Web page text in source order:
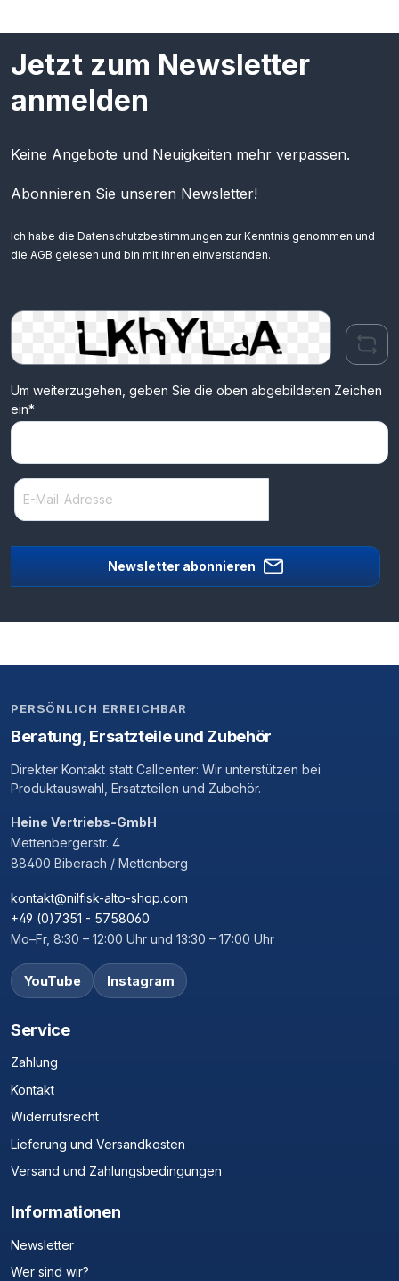
Jetzt zum Newsletter
anmelden
Keine Angebote und Neuigkeiten mehr verpassen.
Abonnieren Sie unseren Newsletter!
Ich habe die Datenschutzbestimmungen zur Kenntnis genommen und
die AGB gelesen und bin mit ihnen einverstanden.
Um weiterzugehen, geben Sie die oben abgebildeten Zeichen
ein*
Newsletter abonnieren
PERSÖNLICH ERREICHBAR
Beratung, Ersatzteile und Zubehör
Direkter Kontakt statt Callcenter: Wir unterstützen bei
Produktauswahl, Ersatzteilen und Zubehör.
Heine Vertriebs-GmbH
Mettenbergerstr. 4
88400 Biberach / Mettenberg
kontakt@nilfisk-alto-shop.com
+49 (0)7351 - 5758060
Mo–Fr, 8:30 – 12:00 Uhr und 13:30 – 17:00 Uhr
YouTube Instagram
Service
Zahlung
Kontakt
Widerrufsrecht
Lieferung und Versandkosten
Versand und Zahlungsbedingungen
Informationen
Newsletter
Wer sind wir?